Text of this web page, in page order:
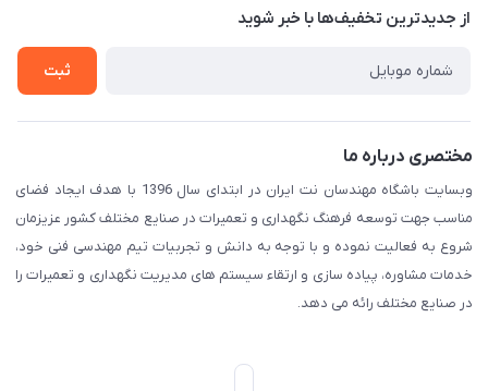
درباره ما
راهنما
از جدید‌ترین تخفیف‌ها با‌ خبر شوید
ثبت
مختصری درباره ما
وبسایت باشگاه مهندسان نت ایران در ابتدای سال 1396 با هدف ایجاد فضای
مناسب جهت توسعه فرهنگ نگهداری و تعمیرات در صنایع مختلف کشور عزیزمان
شروع به فعالیت نموده و با توجه به دانش و تجربیات تیم مهندسی فنی خود،
خدمات مشاوره، پیاده سازی و ارتقاء سیستم های مدیریت نگهداری و تعمیرات را
در صنایع مختلف رائه می دهد.